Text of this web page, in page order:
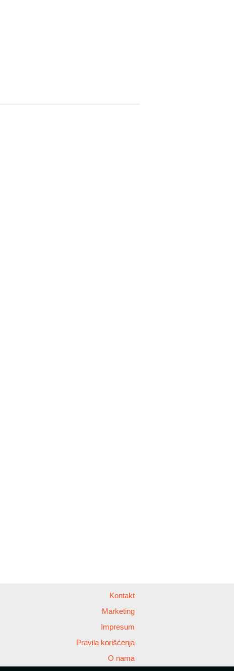
Kontakt
Marketing
Impresum
Pravila korišćenja
O nama